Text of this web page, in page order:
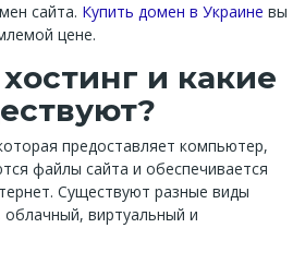
сайта. Купить домен в Украине вы
цене.
и какие
предоставляет компьютер,
файлы сайта и обеспечивается
Существуют разные виды
облачный, виртуальный и